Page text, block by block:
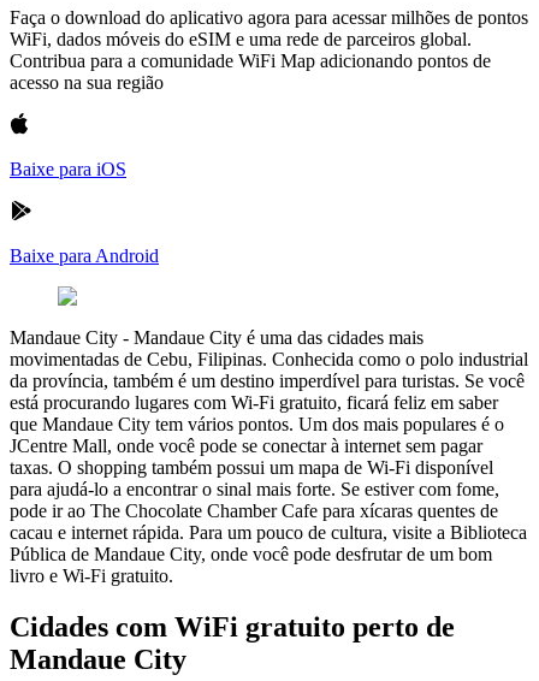
Faça o download do aplicativo agora para acessar milhões de pontos
WiFi, dados móveis do eSIM e uma rede de parceiros global.
Contribua para a comunidade WiFi Map adicionando pontos de
acesso na sua região
Baixe para iOS
Baixe para Android
Mandaue City - Mandaue City é uma das cidades mais
movimentadas de Cebu, Filipinas. Conhecida como o polo industrial
da província, também é um destino imperdível para turistas. Se você
está procurando lugares com Wi-Fi gratuito, ficará feliz em saber
que Mandaue City tem vários pontos. Um dos mais populares é o
JCentre Mall, onde você pode se conectar à internet sem pagar
taxas. O shopping também possui um mapa de Wi-Fi disponível
para ajudá-lo a encontrar o sinal mais forte. Se estiver com fome,
pode ir ao The Chocolate Chamber Cafe para xícaras quentes de
cacau e internet rápida. Para um pouco de cultura, visite a Biblioteca
Pública de Mandaue City, onde você pode desfrutar de um bom
livro e Wi-Fi gratuito.
Cidades com WiFi gratuito perto de
Mandaue City